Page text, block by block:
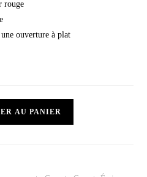
rouge
ouverture à plat
AU PANIER